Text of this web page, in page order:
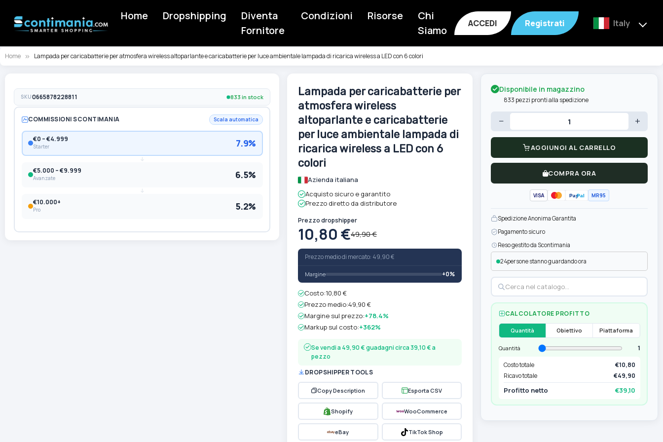
Home Dropshipping
Diventa
Fornitore
Condizioni Risorse
Chi
Siamo
ACCEDI Registrati Italy
Home Lampada per caricabatterie per atmosfera wireless altoparlante e caricabatterie per luce ambientale lampada di ricarica wireless a LED con 6 colori
Vai
alla
fine
della
immagini
immagini
SKU0665878228811 833 in stock
COMMISSIONI SCONTIMANIA Scala automatica
€0 – €4.999
Starter 7.9%
€5.000 – €9.999
Avanzate 6.5%
€10.000+
Pro 5.2%
Lampada per caricabatterie per
atmosfera wireless
altoparlante e caricabatterie
per luce ambientale lampada di
ricarica wireless a LED con 6
colori
Azienda italiana
Acquisto sicuro e garantito
Prezzo diretto da distributore
Prezzo dropshipper
10,80 €49,90 €
Prezzo medio di mercato: 49,90 €
Margine +0%
Costo:10,80 €
Prezzo medio:49,90 €
Margine sul prezzo:+78.4%
Markup sul costo:+362%
Se vendi a 49,90 € guadagni circa 39,10 € a
pezzo
DROPSHIPPER TOOLS
Copy Description Esporta CSV
Shopify WooCommerce
eBay TikTok Shop
Disponibile in magazzino
833 pezzi pronti alla spedizione
− +
AGGIUNGI AL CARRELLO
COMPRA ORA
VISA PayPal MR95
Spedizione Anonima Garantita
Pagamento sicuro
Reso gestito da Scontimania
24persone stanno guardando ora
CALCOLATORE PROFITTO
Quantità Obiettivo Piattaforma
Quantità
1
Costo totale
€10,80
Ricavo totale
€49,90
Profitto netto €39,10